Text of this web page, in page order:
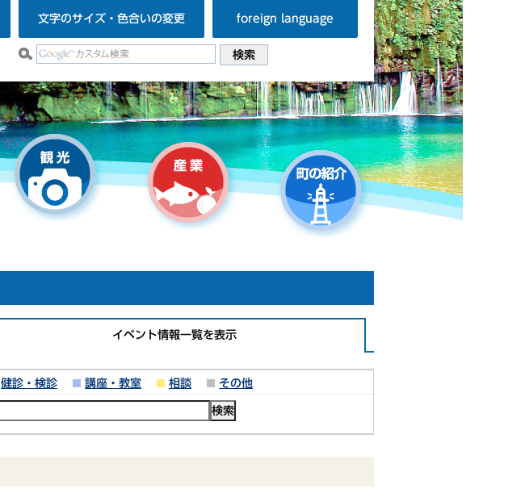
文字のサイズ・色合いの変更 foreign language
イベント情報一覧を表示
健診・検診 講座・教室 相談 その他